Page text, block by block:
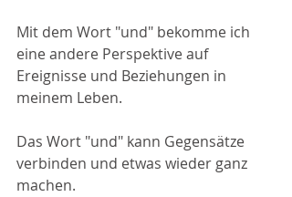
Mit dem Wort "und" bekomme ich
eine andere Perspektive auf
Ereignisse und Beziehungen in
meinem Leben.
Das Wort "und" kann Gegensätze
verbinden und etwas wieder ganz
machen.